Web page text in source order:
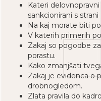
Kateri
sankcionirani s
Na kaj morate biti
V katerih primerih
Zakaj so pogodbe
porastu.
Kako zmanjšati
Zakaj je evidenca o
drobnogledom.
Zlata pravila do